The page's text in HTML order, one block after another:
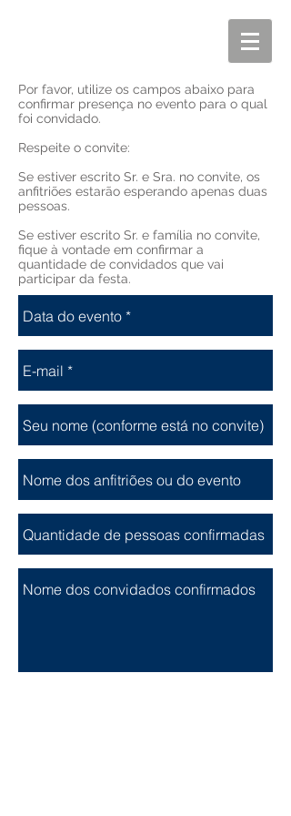
Por favor, utilize os campos abaixo para
confirmar presença no evento para o qual
foi convidado.
Respeite o convite:
Se estiver escrito Sr. e Sra. no convite, os
anfitriões estarão esperando apenas duas
pessoas.
Se estiver escrito Sr. e família no convite,
fique à vontade em confirmar a
quantidade de convidados que vai
participar da festa.